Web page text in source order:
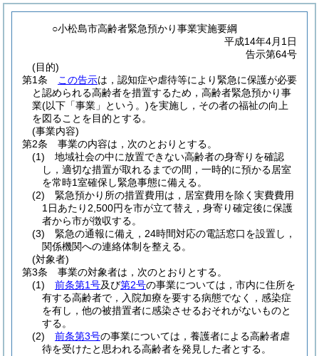
○小松島市高齢者緊急預かり事業実施要綱
平成14年4月1日
告示第64号
(目的)
第1条
この告示は，認知症や虐待等により緊急に保護が必要
と認められる高齢者を措置するため，高齢者緊急預かり事
業(以下「事業」という。)を実施し，その者の福祉の向上
を図ることを目的とする。
(事業内容)
第2条
事業の内容は，次のとおりとする。
(1)
地域社会の中に放置できない高齢者の身寄りを確認
し，適切な措置が取れるまでの間，一時的に預かる居室
を常時1室確保し緊急事態に備える。
(2)
緊急預かり所の措置費用は，居室費用を除く実費費用
1日あたり2,500円を市が立て替え，身寄り確定後に保護
者から市が徴収する。
(3)
緊急の通報に備え，24時間対応の電話窓口を設置し，
関係機関への連絡体制を整える。
(対象者)
第3条
事業の対象者は，次のとおりとする。
(1)
前条第1号及び第2号の事業については，市内に住所を
有する高齢者で，入院加療を要する病態でなく，感染症
を有し，他の被措置者に感染させるおそれがないものと
する。
(2)
前条第3号の事業については，養護者による高齢者虐
待を受けたと思われる高齢者を発見した者とする。